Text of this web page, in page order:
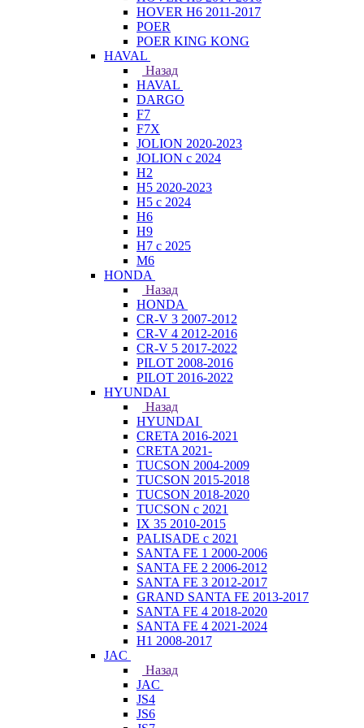
HOVER H6 2011-2017
POER
POER KING KONG
HAVAL
Назад
HAVAL
DARGO
F7
F7X
JOLION 2020-2023
JOLION с 2024
H2
H5 2020-2023
H5 с 2024
H6
H9
H7 с 2025
M6
HONDA
Назад
HONDA
CR-V 3 2007-2012
CR-V 4 2012-2016
CR-V 5 2017-2022
PILOT 2008-2016
PILOT 2016-2022
HYUNDAI
Назад
HYUNDAI
CRETA 2016-2021
CRETA 2021-
TUCSON 2004-2009
TUCSON 2015-2018
TUCSON 2018-2020
TUCSON с 2021
IX 35 2010-2015
PALISADE с 2021
SANTA FE 1 2000-2006
SANTA FE 2 2006-2012
SANTA FE 3 2012-2017
GRAND SANTA FE 2013-2017
SANTA FE 4 2018-2020
SANTA FE 4 2021-2024
H1 2008-2017
JAC
Назад
JAC
JS4
JS6